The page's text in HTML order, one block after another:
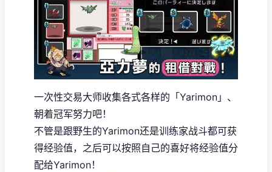
一次性交易大师收集各式各样的「Yarimon」、
朝着冠军努力吧！
不管是跟野生的Yarimon还是训练家战斗都可获
得经验值，之后可以按照自己的喜好将经验值分
配给Yarimon！